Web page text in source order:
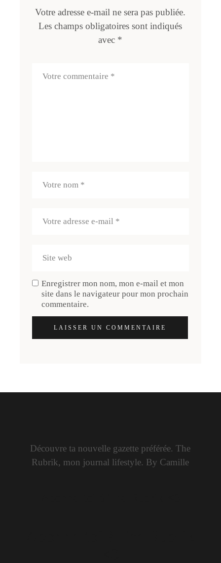
Votre adresse e-mail ne sera pas publiée.
Les champs obligatoires sont indiqués
avec *
Enregistrer mon nom, mon e-mail et mon
site dans le navigateur pour mon prochain
commentaire.
LAISSER UN COMMENTAIRE
Découvre ta nouvelle gazette préférée. The
Rubrik, mon journal lifestyle. By Camille